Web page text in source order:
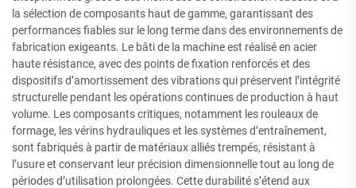
la sélection de composants haut de gamme, garantissant des
performances fiables sur le long terme dans des environnements de
fabrication exigeants. Le bâti de la machine est réalisé en acier
haute résistance, avec des points de fixation renforcés et des
dispositifs d’amortissement des vibrations qui préservent l’intégrité
structurelle pendant les opérations continues de production à haut
volume. Les composants critiques, notamment les rouleaux de
formage, les vérins hydrauliques et les systèmes d’entraînement,
sont fabriqués à partir de matériaux alliés trempés, résistant à
l’usure et conservant leur précision dimensionnelle tout au long de
périodes d’utilisation prolongées. Cette durabilité s’étend aux